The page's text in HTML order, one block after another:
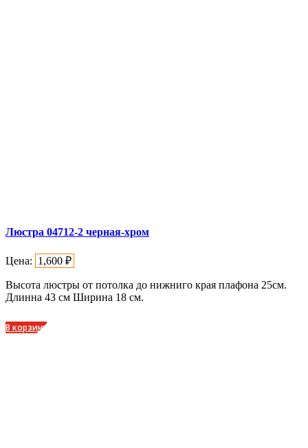
Люстра 04712-2 черная-хром
Цена: 1,600 ₽
Высота люстры от потолка до нижниго края плафона 25см.
Длинна 43 см Ширина 18 см.
В корзину